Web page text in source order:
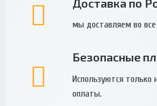
Доставка по
мы доставляем во все
Безопасные
Используются только
оплаты.